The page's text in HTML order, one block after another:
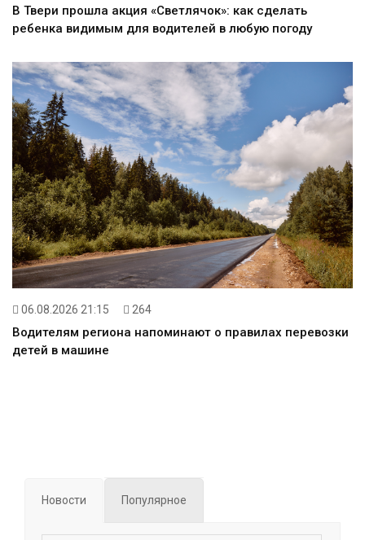
В Твери прошла акция «Светлячок»: как сделать
ребенка видимым для водителей в любую погоду
06.08.2026 21:15 264
Водителям региона напоминают о правилах перевозки
детей в машине
Новости Популярное